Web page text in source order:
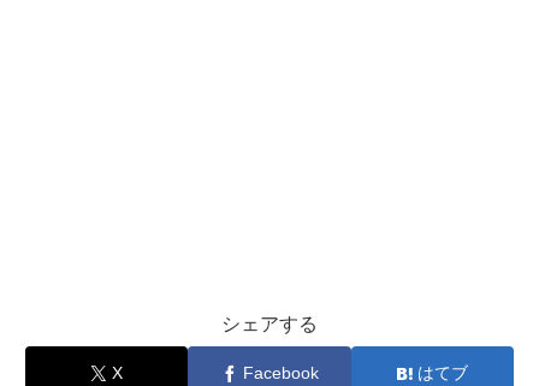
シェアする
X Facebook はてブ